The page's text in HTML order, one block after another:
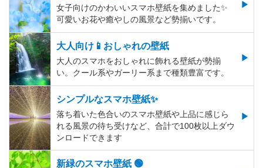
女子向けのかわいいスマホ壁紙を集めました✨
可愛いお花や癒やしの風景など勢揃いです。
大人向け📱おしゃれの壁紙
大人のスマホをおしゃれに飾れる壁紙が勢揃
い。クール系やガーリー系まで種類豊富です。
シンプルなスマホ壁紙✨
落ち着いた色合いのスマホ壁紙や上品に感じら
れる風景の待ち受けなど、合計で100枚以上ダウ
ンロードできます
新緑のスマホ壁紙 🟢